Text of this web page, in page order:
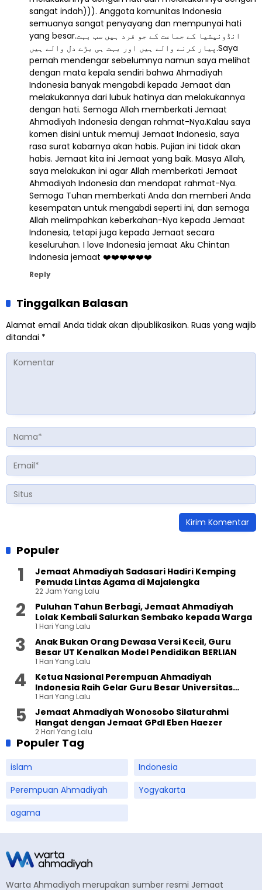
sangat indah))). Anggota komunitas Indonesia
semuanya sangat penyayang dan mempunyai hati
yang besar.انڈونیشیا کے جماعت کے جو فرد ہیں سب بہت
پیار کرنے والے ہیں اور بہت ہی بڑے دل والے ہیں.Saya
pernah mendengar sebelumnya namun saya melihat
dengan mata kepala sendiri bahwa Ahmadiyah
Indonesia banyak mengabdi kepada Jemaat dan
melakukannya dari lubuk hatinya dan melakukannya
dengan hati. Semoga Allah memberkati Jemaat
Ahmadiyah Indonesia dengan rahmat-Nya.Kalau saya
komen disini untuk memuji Jemaat Indonesia, saya
rasa surat kabarnya akan habis. Pujian ini tidak akan
habis. Jemaat kita ini Jemaat yang baik. Masya Allah,
saya melakukan ini agar Allah memberkati Jemaat
Ahmadiyah Indonesia dan mendapat rahmat-Nya.
Semoga Tuhan memberkati Anda dan memberi Anda
kesempatan untuk mengabdi seperti ini, dan semoga
Allah melimpahkan keberkahan-Nya kepada Jemaat
Indonesia, tetapi juga kepada Jemaat secara
keseluruhan. I love Indonesia jemaat Aku Chintan
Indonesia jemaat ❤️❤️❤️❤️❤️❤️
Reply
Tinggalkan Balasan
Alamat email Anda tidak akan dipublikasikan. Ruas yang wajib
ditandai *
Populer
Jemaat Ahmadiyah Sadasari Hadiri Kemping
Pemuda Lintas Agama di Majalengka
22 Jam Yang Lalu
Puluhan Tahun Berbagi, Jemaat Ahmadiyah
Lolak Kembali Salurkan Sembako kepada Warga
1 Hari Yang Lalu
Anak Bukan Orang Dewasa Versi Kecil, Guru
Besar UT Kenalkan Model Pendidikan BERLIAN
1 Hari Yang Lalu
Ketua Nasional Perempuan Ahmadiyah
Indonesia Raih Gelar Guru Besar Universitas
Terbuka
1 Hari Yang Lalu
Jemaat Ahmadiyah Wonosobo Silaturahmi
Hangat dengan Jemaat GPdI Eben Haezer
2 Hari Yang Lalu
Populer Tag
islam
Indonesia
Perempuan Ahmadiyah
Yogyakarta
agama
Warta Ahmadiyah merupakan sumber resmi Jemaat